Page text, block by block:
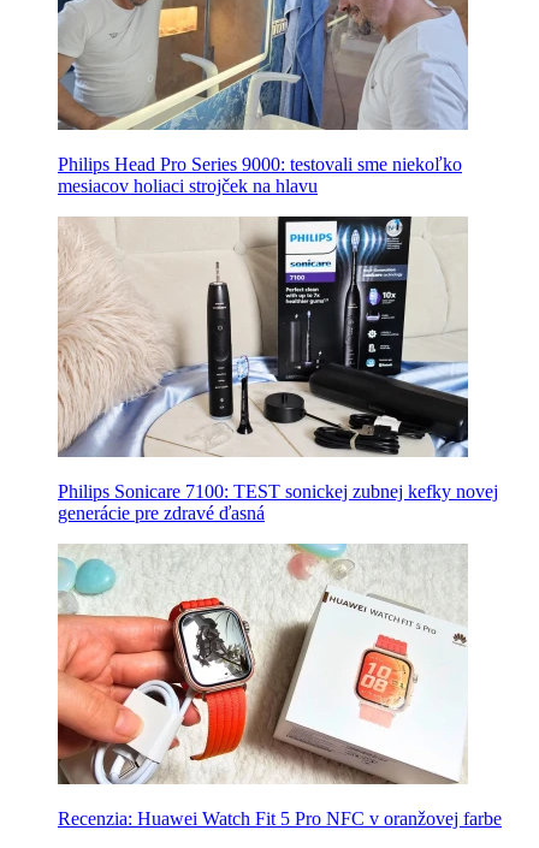
Philips Head Pro Series 9000: testovali sme niekoľko
mesiacov holiaci strojček na hlavu
Philips Sonicare 7100: TEST sonickej zubnej kefky novej
generácie pre zdravé ďasná
Recenzia: Huawei Watch Fit 5 Pro NFC v oranžovej farbe